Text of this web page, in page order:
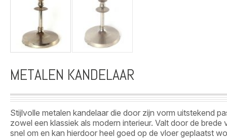
METALEN KANDELAAR
Stijlvolle metalen kandelaar die door zijn vorm uitstekend
zowel een klassiek als modern interieur. Valt door de brede
snel om en kan hierdoor heel goed op de vloer geplaatst